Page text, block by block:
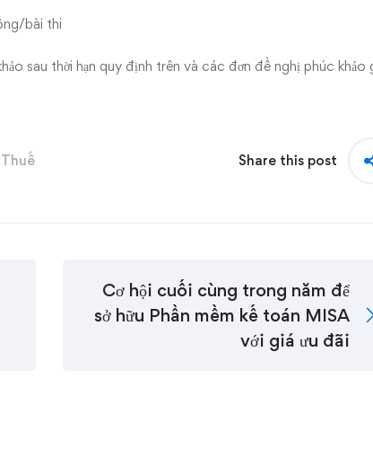
bài thi
sau thời hạn quy định trên và các đơn đề nghị phúc khảo
Share this post
Cơ hội cuối cùng trong năm để
sở hữu Phần mềm kế toán MISA
với giá ưu đãi